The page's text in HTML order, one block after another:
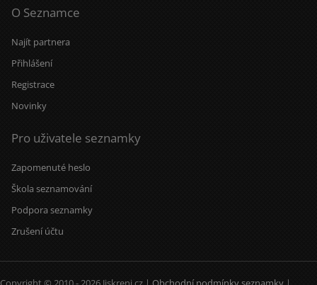
O Seznamce
Najít partnera
Přihlášení
Registrace
Novinky
Pro uživatele seznamky
Zapomenuté heslo
Škola seznamování
Podpora seznamky
Zrušení účtu